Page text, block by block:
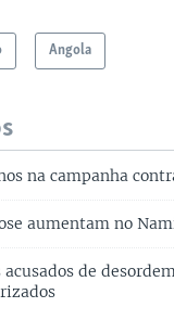
Angola
na campanha
aumentam no
acusados de